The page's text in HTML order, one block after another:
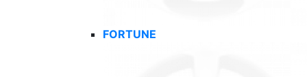
FORTUNE